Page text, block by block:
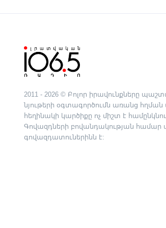
2011 - 2026 © Բոլոր իրավունքները
նյութերի օգտագործումն առանց
հեղինակի կարծիքը ոչ միշտ է
Գովազդների բովանդակության
գովազդատուներինն է: